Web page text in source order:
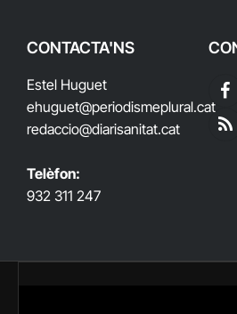
CONTACTA'NS
Estel Huguet
ehuguet@periodismeplural.cat
redaccio@diarisanitat.cat
Telèfon:
932 311 247